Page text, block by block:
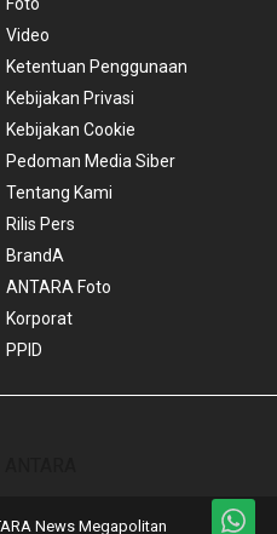
Foto
Video
Ketentuan Penggunaan
Kebijakan Privasi
Kebijakan Cookie
Pedoman Media Siber
Tentang Kami
Rilis Pers
BrandA
ANTARA Foto
Korporat
PPID
News Megapolitan